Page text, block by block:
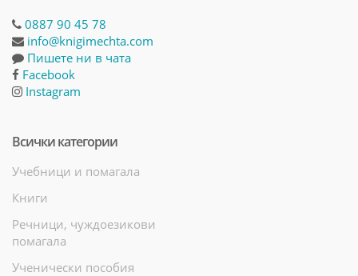
0887 90 45 78
info@knigimechta.com
Пишете ни в чата
Facebook
Instagram
Всички категории
Учебници и помагала
Книги
Речници, чуждоезикови
помагала
Ученически пособия